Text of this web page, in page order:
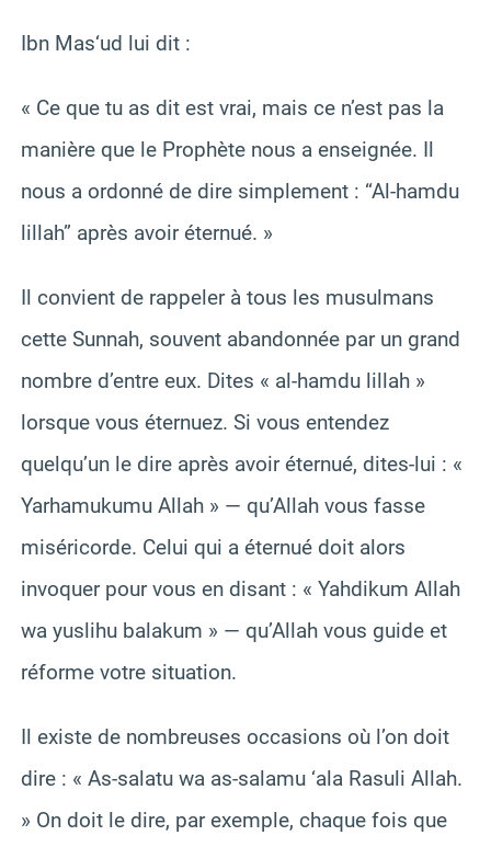
Ibn Mas‘ud lui dit :
« Ce que tu as dit est vrai, mais ce n’est pas la
manière que le Prophète nous a enseignée. Il
nous a ordonné de dire simplement : “Al-hamdu
lillah” après avoir éternué. »
Il convient de rappeler à tous les musulmans
cette Sunnah, souvent abandonnée par un grand
nombre d’entre eux. Dites « al-hamdu lillah »
lorsque vous éternuez. Si vous entendez
quelqu’un le dire après avoir éternué, dites-lui : «
Yarhamukumu Allah » — qu’Allah vous fasse
miséricorde. Celui qui a éternué doit alors
invoquer pour vous en disant : « Yahdikum Allah
wa yuslihu balakum » — qu’Allah vous guide et
réforme votre situation.
Il existe de nombreuses occasions où l’on doit
dire : « As-salatu wa as-salamu ‘ala Rasuli Allah.
» On doit le dire, par exemple, chaque fois que